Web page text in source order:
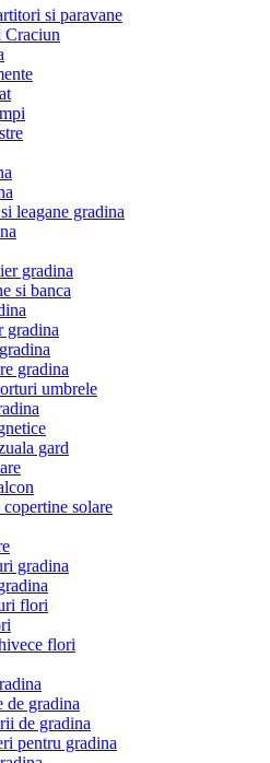
si paravane
Craciun
leagane gradina
gradina
si banca
gradina
gradina
umbrele
gard
solare
gradina
flori
flori
de gradina
de gradina
pentru gradina